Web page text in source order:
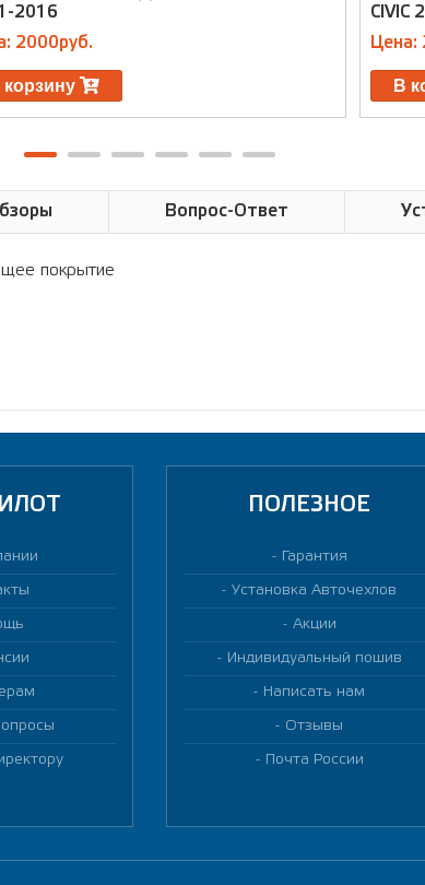
2016
2000руб.
корзину
CIVIC
Цена:
В
Вопрос-Ответ
покрытие
ПОЛЕЗНОЕ
Гарантия
Установка Авточехлов
Акции
Индивидуальный пошив
Написать нам
Отзывы
Почта России